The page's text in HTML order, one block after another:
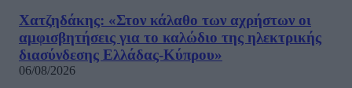
Χατζηδάκης: «Στον κάλαθο των αχρήστων οι
αμφισβητήσεις για το καλώδιο της ηλεκτρικής
διασύνδεσης Ελλάδας-Κύπρου»
06/08/2026